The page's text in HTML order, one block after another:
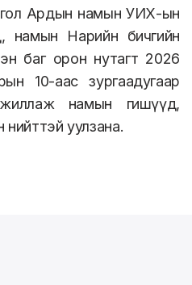
Ардын намын УИХ-ын
намын Нарийн бичгийн
баг орон нутагт 2026
10-аас зургаадугаар
намын гишүүд,
уулзана.